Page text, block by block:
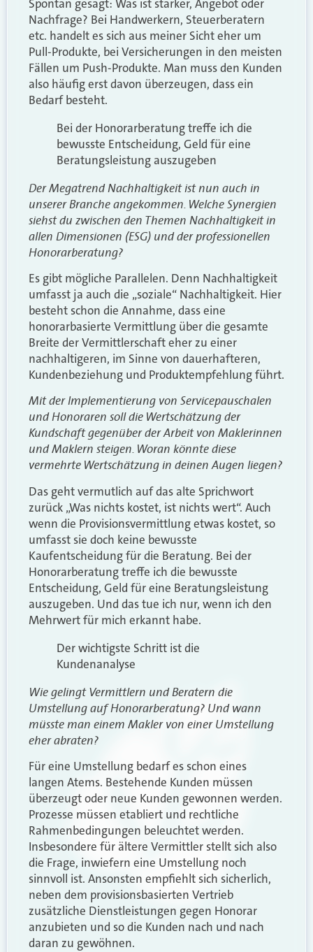
Spontan gesagt: Was ist stärker, Angebot oder
Nachfrage? Bei Handwerkern, Steuerberatern
etc. handelt es sich aus meiner Sicht eher um
Pull-Produkte, bei Versicherungen in den meisten
Fällen um Push-Produkte. Man muss den Kunden
also häufig erst davon überzeugen, dass ein
Bedarf besteht.
Bei der Honorarberatung treffe ich die
bewusste Entscheidung, Geld für eine
Beratungsleistung auszugeben
Der Megatrend Nachhaltigkeit ist nun auch in
unserer Branche angekommen. Welche Synergien
siehst du zwischen den Themen Nachhaltigkeit in
allen Dimensionen (ESG) und der professionellen
Honorarberatung?
Es gibt mögliche Parallelen. Denn Nachhaltigkeit
umfasst ja auch die „soziale“ Nachhaltigkeit. Hier
besteht schon die Annahme, dass eine
honorarbasierte Vermittlung über die gesamte
Breite der Vermittlerschaft eher zu einer
nachhaltigeren, im Sinne von dauerhafteren,
Kundenbeziehung und Produktempfehlung führt.
Mit der Implementierung von Servicepauschalen
und Honoraren soll die Wertschätzung der
Kundschaft gegenüber der Arbeit von Maklerinnen
und Maklern steigen. Woran könnte diese
vermehrte Wertschätzung in deinen Augen liegen?
Das geht vermutlich auf das alte Sprichwort
zurück „Was nichts kostet, ist nichts wert“. Auch
wenn die Provisionsvermittlung etwas kostet, so
umfasst sie doch keine bewusste
Kaufentscheidung für die Beratung. Bei der
Honorarberatung treffe ich die bewusste
Entscheidung, Geld für eine Beratungsleistung
auszugeben. Und das tue ich nur, wenn ich den
Mehrwert für mich erkannt habe.
Der wichtigste Schritt ist die
Kundenanalyse
Wie gelingt Vermittlern und Beratern die
Umstellung auf Honorarberatung? Und wann
müsste man einem Makler von einer Umstellung
eher abraten?
Für eine Umstellung bedarf es schon eines
langen Atems. Bestehende Kunden müssen
überzeugt oder neue Kunden gewonnen werden.
Prozesse müssen etabliert und rechtliche
Rahmenbedingungen beleuchtet werden.
Insbesondere für ältere Vermittler stellt sich also
die Frage, inwiefern eine Umstellung noch
sinnvoll ist. Ansonsten empfiehlt sich sicherlich,
neben dem provisionsbasierten Vertrieb
zusätzliche Dienstleistungen gegen Honorar
anzubieten und so die Kunden nach und nach
daran zu gewöhnen.